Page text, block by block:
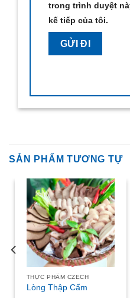
trong trình duyệt
kế tiếp của tôi.
SẢN PHẨM TƯƠNG TỰ
THỰC PHẨM CZECH
Lòng Thập Cẩm